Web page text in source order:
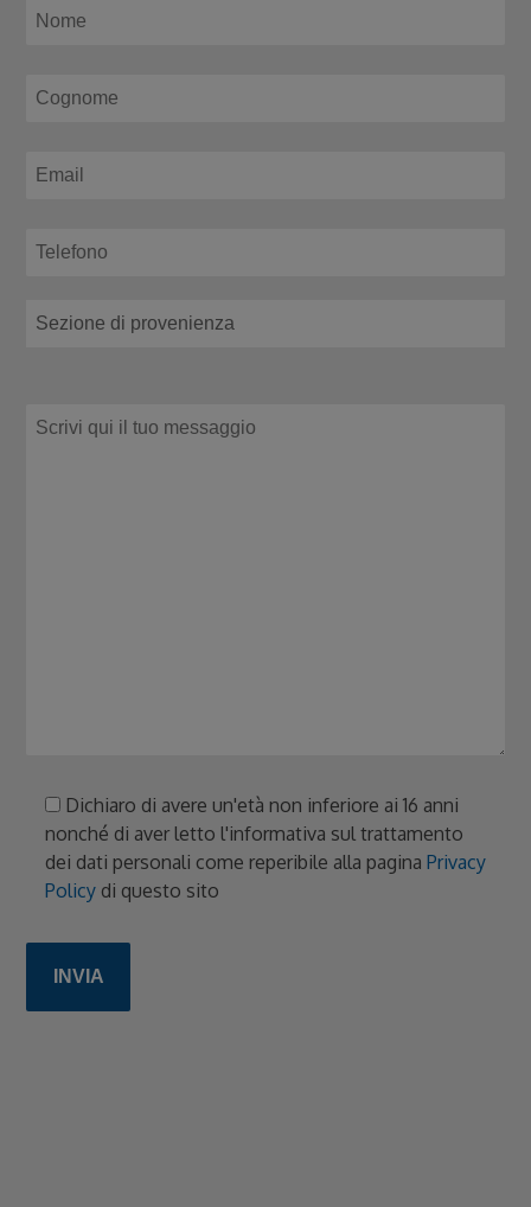
Dichiaro di avere un'età non inferiore ai 16 anni
nonché di aver letto l'informativa sul trattamento
dei dati personali come reperibile alla paginaPrivacy
Policy di questo sito